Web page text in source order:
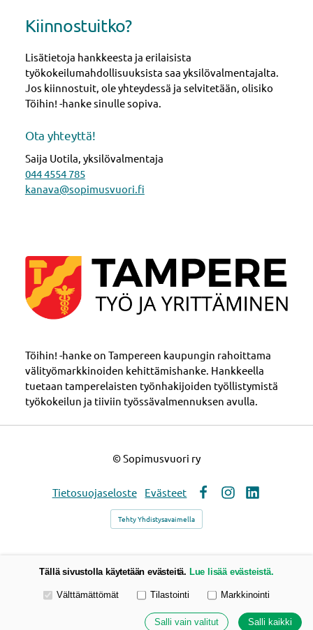
Kiinnostuitko?
Lisätietoja hankkeesta ja erilaisista
työkokeilumahdollisuuksista saa yksilövalmentajalta.
Jos kiinnostuit, ole yhteydessä ja selvitetään, olisiko
Töihin! -hanke sinulle sopiva.
Ota yhteyttä!
Saija Uotila, yksilövalmentaja
044 4554 785
kanava@sopimusvuori.fi
Töihin! -hanke on Tampereen kaupungin rahoittama
välityömarkkinoiden kehittämishanke. Hankkeella
tuetaan tamperelaisten työnhakijoiden työllistymistä
työkokeilun ja tiiviin työssävalmennuksen avulla.
©Sopimusvuori ry
Tietosuojaseloste
Evästeet
Tehty Yhdistysavaimella
Tällä sivustolla käytetään evästeitä. Lue lisää evästeistä.
Valitse käytettävät evästeet
Välttämättömät Tilastointi Markkinointi
Salli vain valitut Salli kaikki